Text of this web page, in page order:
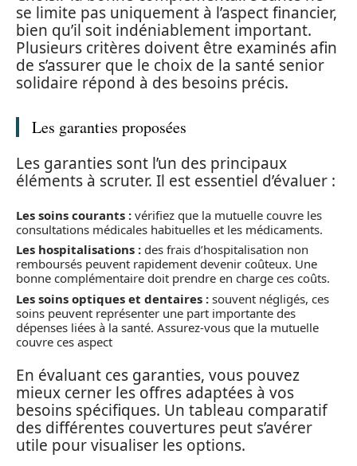
se limite pas uniquement à l’aspect financier,
bien qu’il soit indéniablement important.
Plusieurs critères doivent être examinés afin
de s’assurer que le choix de la santé senior
solidaire répond à des besoins précis.
Les garanties proposées
Les garanties sont l’un des principaux
éléments à scruter. Il est essentiel d’évaluer :
Les soins courants : vérifiez que la mutuelle couvre les
consultations médicales habituelles et les médicaments.
Les hospitalisations : des frais d’hospitalisation non
remboursés peuvent rapidement devenir coûteux. Une
bonne complémentaire doit prendre en charge ces coûts.
Les soins optiques et dentaires : souvent négligés, ces
soins peuvent représenter une part importante des
dépenses liées à la santé. Assurez-vous que la mutuelle
couvre ces aspect
En évaluant ces garanties, vous pouvez
mieux cerner les offres adaptées à vos
besoins spécifiques. Un tableau comparatif
des différentes couvertures peut s’avérer
utile pour visualiser les options.